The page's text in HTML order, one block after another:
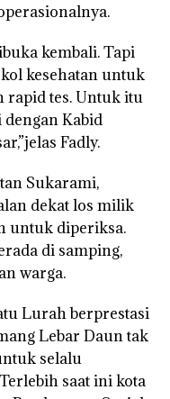
kembali. Tapi
kesehatan untuk
rapid tes. Untuk itu
Kabid
Fadly.
Sukarami,
dekat los milik
untuk diperiksa.
di samping,
warga.
Lurah berprestasi
Lebar Daun tak
selalu
saat ini kota